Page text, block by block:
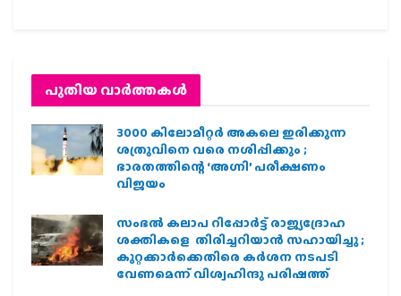
പുതിയ വാര്‍ത്തകള്‍
3000 കിലോമീറ്റർ അകലെ ഇരിക്കുന്ന
ശത്രുവിനെ വരെ നശിപ്പിക്കും ;
ഭാരതത്തിന്റെ ‘അഗ്നി’ പരീക്ഷണം
വിജയം
സംഭൽ കലാപ റിപ്പോർട്ട് രാജ്യദ്രോഹ
ശക്തികളെ തിരിച്ചറിയാൻ സഹായിച്ചു ;
കുറ്റക്കാർക്കെതിരെ കർശന നടപടി
വേണമെന്ന് വിശ്വഹിന്ദു പരിഷത്ത്